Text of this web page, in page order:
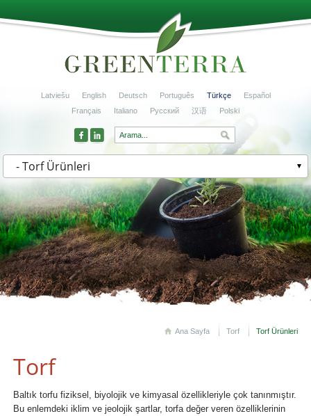
Latviešu English Deutsch Português Türkçe
Español
Français
Italiano Русский 汉语 Polski
- Torf Ürünleri
Ana Sayfa Torf Torf Ürünleri
Torf
Baltık torfu fiziksel, biyolojik ve kimyasal özellikleriyle çok tanınmıştır.
Bu enlemdeki iklim ve jeolojik şartlar, torfa değer veren özelliklerinin